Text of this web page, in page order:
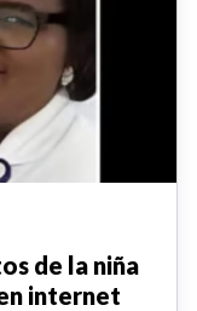
de la niña
internet